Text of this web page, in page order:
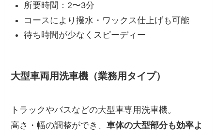
所要時間：2〜3分
コースにより撥水・ワックス仕上げも可能
待ち時間が少なくスピーディー
大型車両用洗車機（業務用タイプ）
トラックやバスなどの大型車専用洗車機。
高さ・幅の調整ができ、車体の大型部分も効率よ